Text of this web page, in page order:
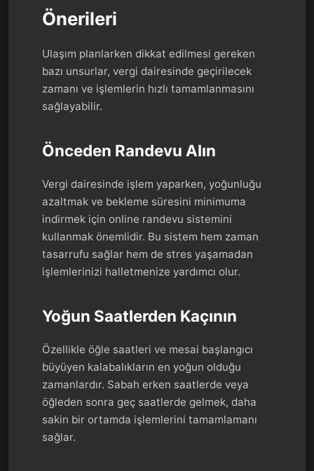
Önerileri
Ulaşım planlarken dikkat edilmesi gereken
bazı unsurlar, vergi dairesinde geçirilecek
zamanı ve işlemlerin hızlı tamamlanmasını
sağlayabilir.
Önceden Randevu Alın
Vergi dairesinde işlem yaparken, yoğunluğu
azaltmak ve bekleme süresini minimuma
indirmek için online randevu sistemini
kullanmak önemlidir. Bu sistem hem zaman
tasarrufu sağlar hem de stres yaşamadan
işlemlerinizi halletmenize yardımcı olur.
Yoğun Saatlerden Kaçının
Özellikle öğle saatleri ve mesai başlangıcı
büyüyen kalabalıkların en yoğun olduğu
zamanlardır. Sabah erken saatlerde veya
öğleden sonra geç saatlerde gelmek, daha
sakin bir ortamda işlemlerini tamamlamanı
sağlar.